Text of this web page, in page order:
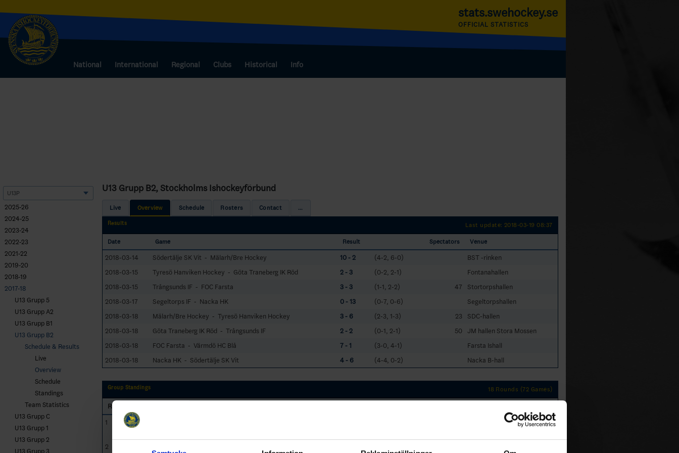
National International Regional Clubs Historical Info
stats.swehockey.se
OFFICIAL STATISTICS
2025-26
2024-25
2023-24
2022-23
2021-22
2019-20
2018-19
2017-18
U13 Grupp 5
U13 Grupp A2
U13 Grupp B1
U13 Grupp B2
Schedule & Results
Live
Overview
Schedule
Standings
Team Statistics
U13 Grupp C
U13 Grupp 1
U13 Grupp 2
U13 Grupp 3
U13 Grupp B2, Stockholms Ishockeyförbund
Live Overview Schedule Rosters Contact ...
Results Last update: 2018-03-19 08:37
Date Game Result Spectators Venue
2018-03-14 Södertälje SK Vit - Mälarh/Bre Hockey 10 - 2 (4-2, 6-0)
BST -rinken
2018-03-15
Tyresö Hanviken Hockey - Göta Traneberg IK Röd 2 - 3 (0-2, 2-1)
Fontanahallen
2018-03-15
Trångsunds IF - FOC Farsta 3 - 3 (1-1, 2-2) 47
Stortorpshallen
2018-03-17
Segeltorps IF - Nacka HK 0 - 13 (0-7, 0-6)
Segeltorpshallen
2018-03-18
Mälarh/Bre Hockey - Tyresö Hanviken Hockey 3 - 6 (2-3, 1-3) 23
SDC-hallen
2018-03-18
Göta Traneberg IK Röd - Trångsunds IF 2 - 2 (0-1, 2-1) 50
JM hallen Stora Mossen
2018-03-18
FOC Farsta - Värmdö HC Blå 7 - 1 (3-0, 4-1)
Farsta Ishall
2018-03-18
Nacka HK - Södertälje SK Vit 4 - 6 (4-4, 0-2) Nacka B-hall
Group Standings 18 Rounds (72 Games)
RK
1
42
2